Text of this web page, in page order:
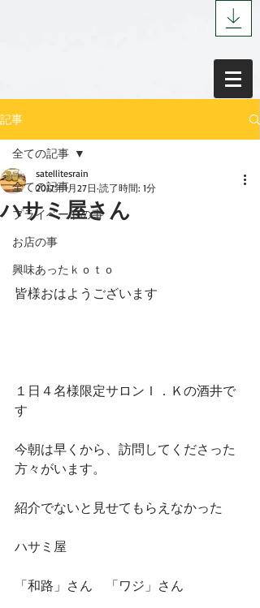
記事
全ての記事
プライベートの事
お店の事
興味あったｋｏｔｏ
全ての記事
ハサミ屋さん
satellitesrain
2017年1月27日 読了時間: 1分
皆様おはようございます
１日４名様限定サロンＩ．Ｋの酒井で
す
今朝は早くから、訪問してくださった
方々がいます。
紹介でないと見せてもらえなかった
ハサミ屋
「和路」さん　「ワジ」さん